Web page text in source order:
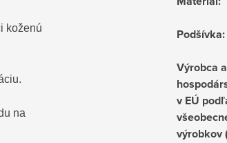
koženú
na
Podšívka:
Výrobca
v EÚ
výrobkov